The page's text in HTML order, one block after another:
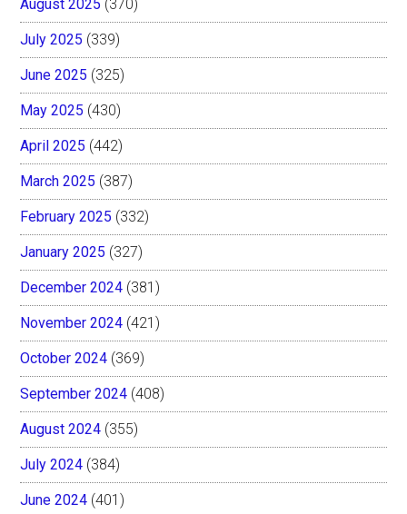
August 2025 (370)
July 2025 (339)
June 2025 (325)
May 2025 (430)
April 2025 (442)
March 2025 (387)
February 2025 (332)
January 2025 (327)
December 2024 (381)
November 2024 (421)
October 2024 (369)
September 2024 (408)
August 2024 (355)
July 2024 (384)
June 2024 (401)